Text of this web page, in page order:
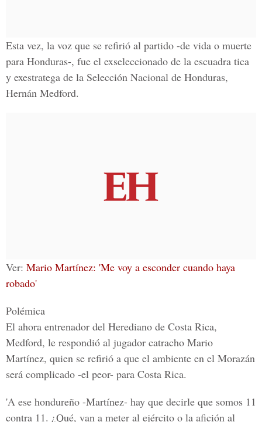
Esta vez, la voz que se refirió al partido -de vida o muerte
para Honduras-, fue el exseleccionado de la escuadra tica
y exestratega de la Selección Nacional de Honduras,
Hernán Medford.
Ver: Mario Martínez: 'Me voy a esconder cuando haya
robado'
Polémica
El ahora entrenador del Herediano de Costa Rica,
Medford, le respondió al jugador catracho Mario
Martínez, quien se refirió a que el ambiente en el Morazán
será complicado -el peor- para Costa Rica.
'A ese hondureño -Martínez- hay que decirle que somos 11
contra 11. ¿Qué, van a meter al ejército o la afición al